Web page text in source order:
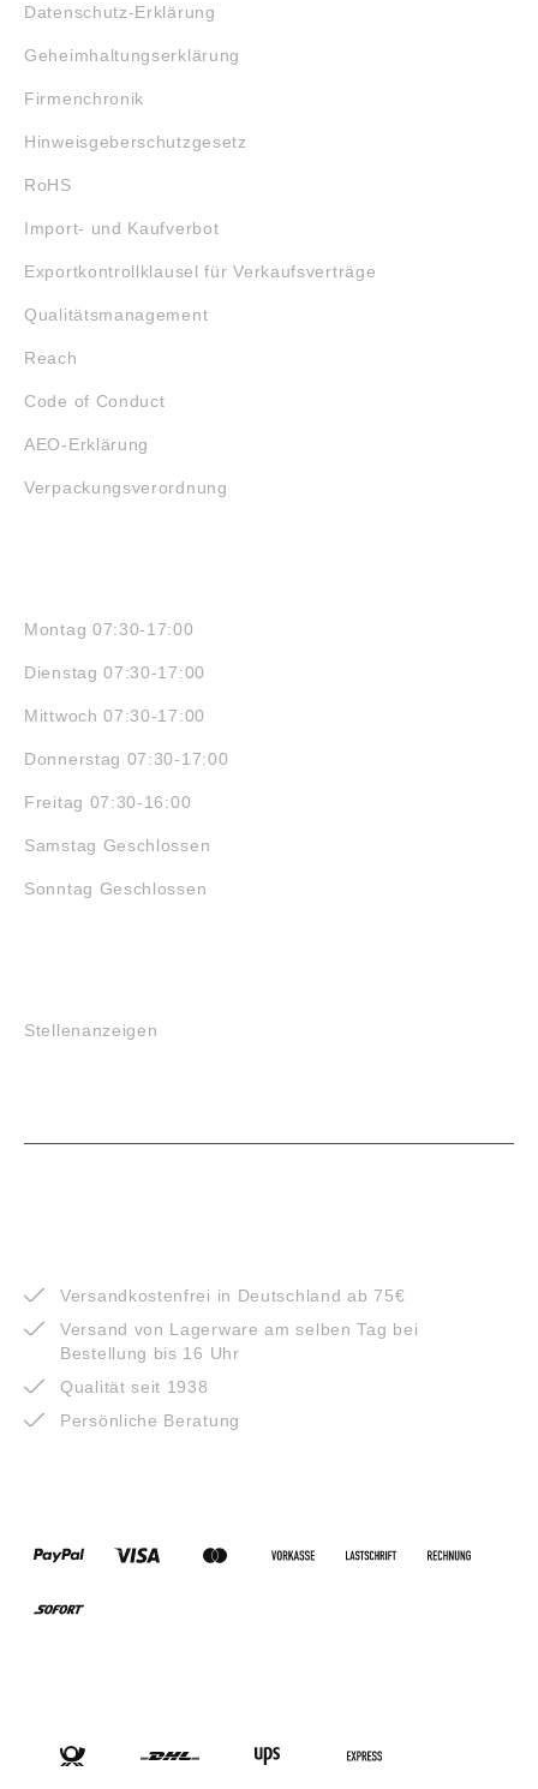
Datenschutz-Erklärung
Geheimhaltungserklärung
Firmenchronik
Hinweisgeberschutzgesetz
RoHS
Import- und Kaufverbot
Exportkontrollklausel für Verkaufsverträge
Qualitätsmanagement
Reach
Code of Conduct
AEO-Erklärung
Verpackungsverordnung
Montag 07:30-17:00
Dienstag 07:30-17:00
Mittwoch 07:30-17:00
Donnerstag 07:30-17:00
Freitag 07:30-16:00
Samstag Geschlossen
Sonntag Geschlossen
Stellenanzeigen
Versandkostenfrei in Deutschland ab 75€
Versand von Lagerware am selben Tag bei
Bestellung bis 16 Uhr
Qualität seit 1938
Persönliche Beratung